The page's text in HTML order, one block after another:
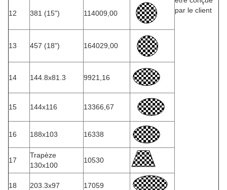
par le client
12 381 (15") 114009,00
13 457 (18") 164029,00
14 144.8x81.3 9921,16
15 144x116 13366,67
16 188x103 16338
17
Trapèze
130x100
10530
18 203.3x97 17059